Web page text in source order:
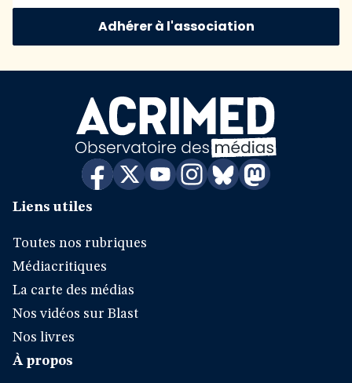
Adhérer à l'association
Liens utiles
Toutes nos rubriques
Médiacritiques
La carte des médias
Nos vidéos sur Blast
Nos livres
À propos